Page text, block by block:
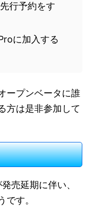
行予約をす
に加入する
ープンベータに誰
方は是非参加して
売延期に伴い、
す。